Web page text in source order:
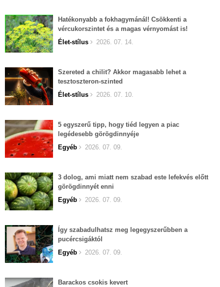
Hatékonyabb a fokhagymánál! Csökkenti a
vércukorszintet és a magas vérnyomást is!
Élet-stílus
2026. 07. 14.
Szereted a chilit? Akkor magasabb lehet a
tesztoszteron-szinted
Élet-stílus
2026. 07. 10.
5 egyszerű tipp, hogy tiéd legyen a piac
legédesebb görögdinnyéje
Egyéb
2026. 07. 09.
3 dolog, ami miatt nem szabad este lefekvés előtt
görögdinnyét enni
Egyéb
2026. 07. 09.
Így szabadulhatsz meg legegyszerűbben a
pucércsigáktól
Egyéb
2026. 07. 09.
Barackos csokis kevert